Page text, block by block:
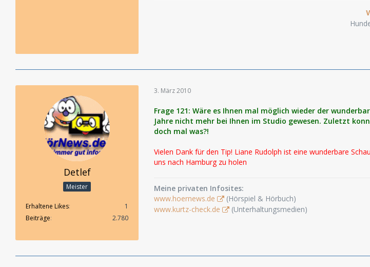
Detlef
Meister
Erhaltene Likes
1
Beiträge
2.780
3. März 2010
Frage 121: Wäre es Ihnen mal möglich wieder der
Jahre nicht mehr bei Ihnen im Studio gewesen. Zuletzt
doch mal was?!
Vielen Dank für den Tip! Liane Rudolph ist eine wunderbare
uns nach Hamburg zu holen
Meine privaten Infosites:
www.hoernews.de
(Hörspiel & Hörbuch)
www.kurtz-check.de
(Unterhaltungsmedien)